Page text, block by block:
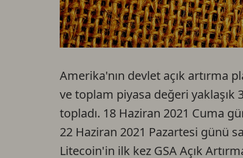
Amerika'nın devlet açık artırma
ve toplam piyasa değeri
topladı. 18 Haziran 2021 Cuma
22 Haziran 2021 Pazartesi günü
Litecoin'in ilk kez GSA Açık